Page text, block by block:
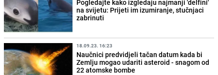
Pogledajte kako izgledaju najmanji 'delfini'
na svijetu: Prijeti im izumiranje, stučnjaci
zabrinuti
18.09.23. 16:23
Naučnici predvidjeli tačan datum kada bi
Zemlju mogao udariti asteroid - snagom od
22 atomske bombe